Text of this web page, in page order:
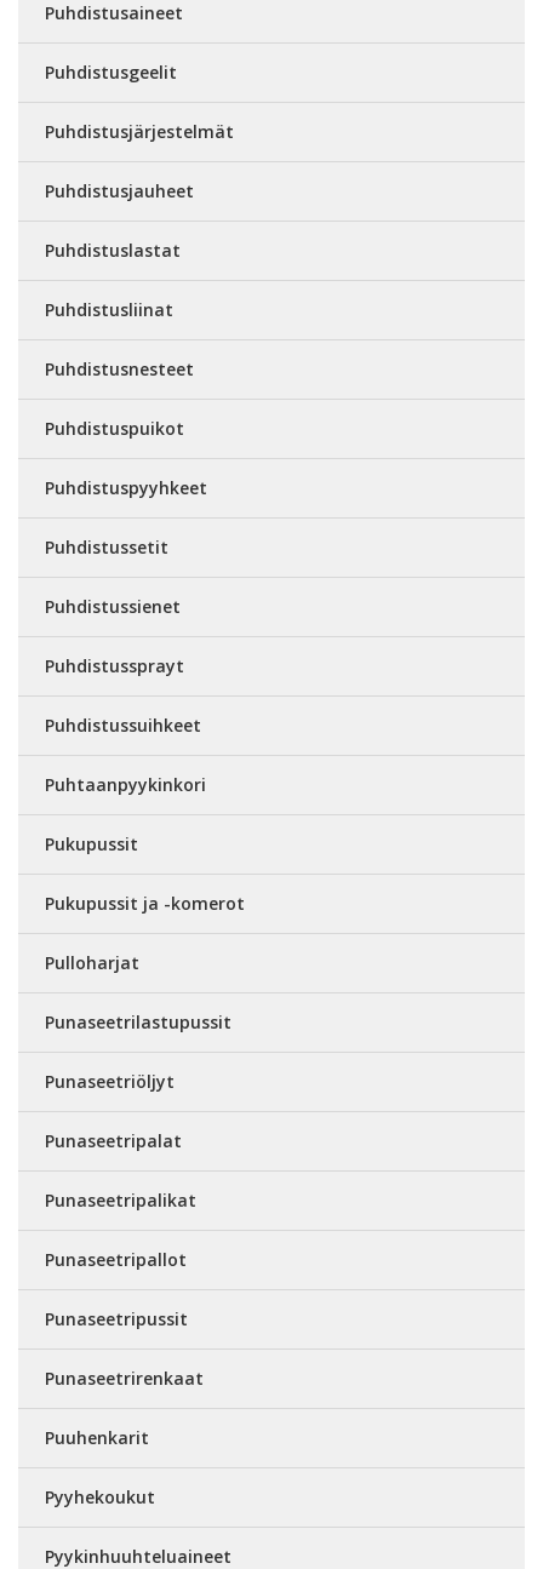
Puhdistusaineet
Puhdistusgeelit
Puhdistusjärjestelmät
Puhdistusjauheet
Puhdistuslastat
Puhdistusliinat
Puhdistusnesteet
Puhdistuspuikot
Puhdistuspyyhkeet
Puhdistussetit
Puhdistussienet
Puhdistussprayt
Puhdistussuihkeet
Puhtaanpyykinkori
Pukupussit
Pukupussit ja -komerot
Pulloharjat
Punaseetrilastupussit
Punaseetriöljyt
Punaseetripalat
Punaseetripalikat
Punaseetripallot
Punaseetripussit
Punaseetrirenkaat
Puuhenkarit
Pyyhekoukut
Pyykinhuuhteluaineet